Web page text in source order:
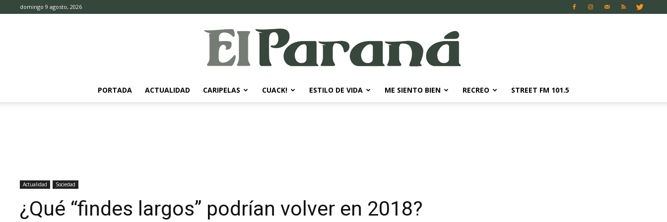
domingo 9 agosto, 2026
PORTADA ACTUALIDAD CARIPELAS CUACK! ESTILO DE VIDA ME SIENTO BIEN RECREO STREET FM 101.5
Actualidad Sociedad
¿Qué “findes largos” podrían volver en 2018?